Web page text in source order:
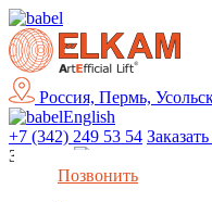
Россия, Пермь,
English
+7 (342) 249 53 54
Закрыть
Позвонить